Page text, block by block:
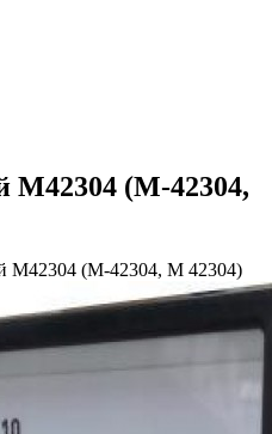
М42304 (М-42304,
М42304 (М-42304, М 42304)